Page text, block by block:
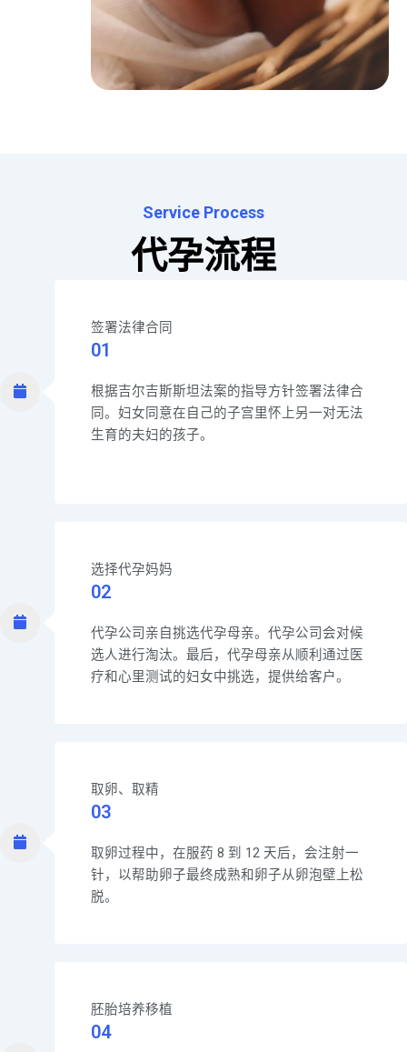
Service Process
代孕流程
签署法律合同
01
根据吉尔吉斯斯坦法案的指导方针签署法律合
同。妇女同意在自己的子宫里怀上另一对无法
生育的夫妇的孩子。
选择代孕妈妈
02
代孕公司亲自挑选代孕母亲。代孕公司会对候
选人进行淘汰。最后，代孕母亲从顺利通过医
疗和心里测试的妇女中挑选，提供给客户。
取卵、取精
03
取卵过程中，在服药 8 到 12 天后，会注射一
针，以帮助卵子最终成熟和卵子从卵泡壁上松
脱。
胚胎培养移植
04